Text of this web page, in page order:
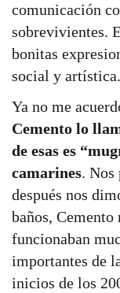
comunicación
sobrevivientes.
bonitas
social y artística.
Ya no me
Cemento lo
de esas es
camarines. Nos
después nos
baños,
funcionaban
importantes de
inicios de los